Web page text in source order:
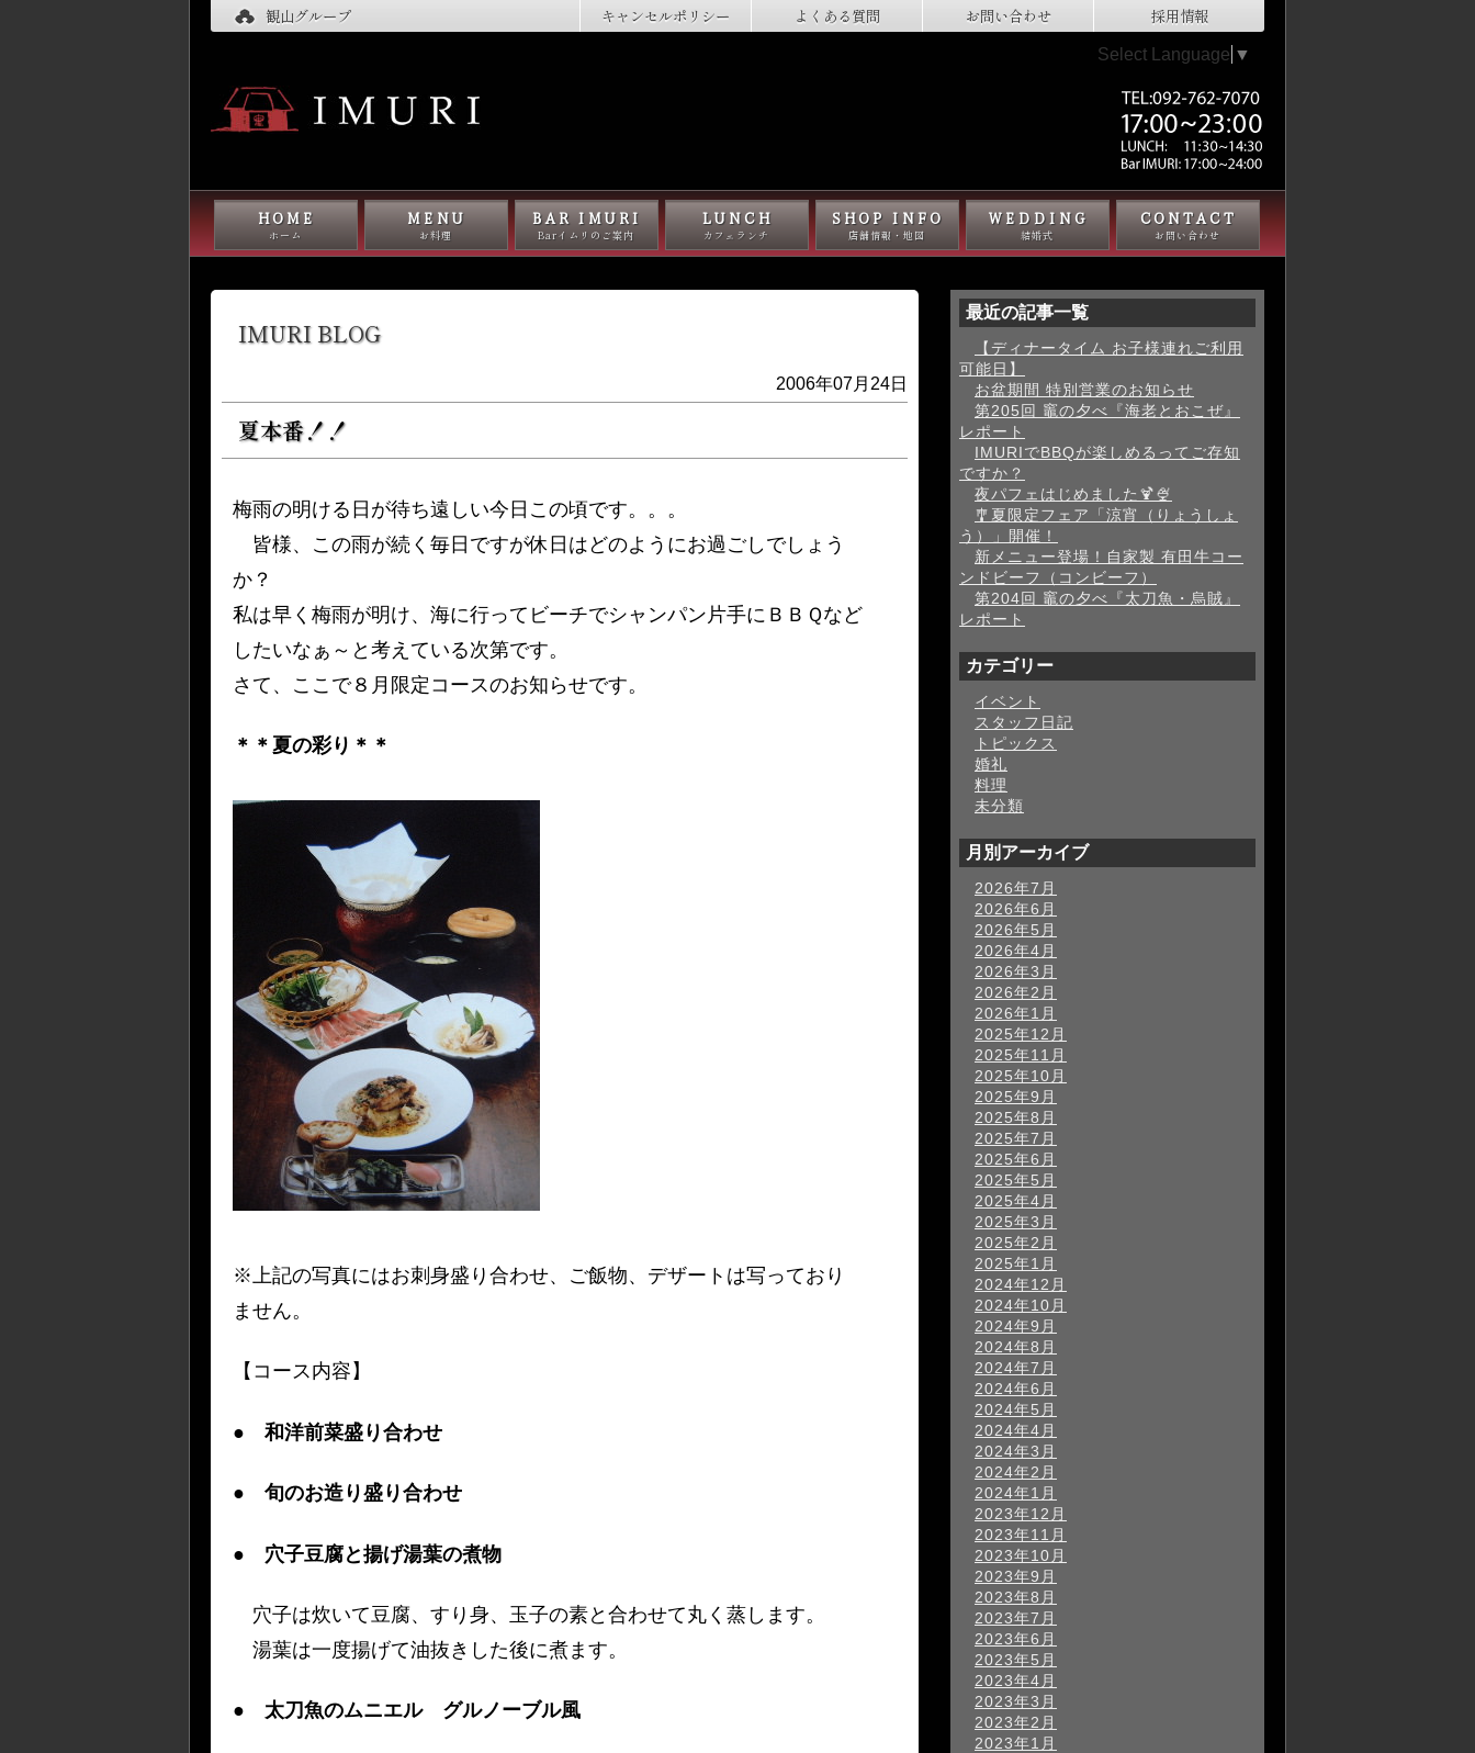
観山グループ キャンセルポリシー よくある質問 お問い合わせ 採用情報
Select Language ▼
HOME
ホーム
MENU
お料理
BAR IMURI
Barイムリのご案内
LUNCH
カフェランチ
SHOP INFO
店舗情報・地図
WEDDING
結婚式
CONTACT
お問い合わせ
IMURI BLOG
2006年07月24日
夏本番！！
梅雨の明ける日が待ち遠しい今日この頃です。。。
皆様、この雨が続く毎日ですが休日はどのようにお過ごしでしょう
か？
私は早く梅雨が明け、海に行ってビーチでシャンパン片手にＢＢＱなど
したいなぁ～と考えている次第です。
さて、ここで８月限定コースのお知らせです。
＊＊夏の彩り＊＊
※上記の写真にはお刺身盛り合わせ、ご飯物、デザートは写っており
ません。
【コース内容】
● 和洋前菜盛り合わせ
● 旬のお造り盛り合わせ
● 穴子豆腐と揚げ湯葉の煮物
穴子は炊いて豆腐、すり身、玉子の素と合わせて丸く蒸します。
湯葉は一度揚げて油抜きした後に煮ます。
● 太刀魚のムニエル グルノーブル風
最近の記事一覧
【ディナータイム お子様連れご利用
可能日】
お盆期間 特別営業のお知らせ
第205回 竈の夕べ『海老とおこぜ』
レポート
IMURIでBBQが楽しめるってご存知
ですか？
夜パフェはじめました🍹🍨
🎐夏限定フェア「涼宵（りょうしょ
う）」開催！
新メニュー登場！自家製 有田牛コー
ンドビーフ（コンビーフ）
第204回 竈の夕べ『太刀魚・烏賊』
レポート
カテゴリー
イベント
スタッフ日記
トピックス
婚礼
料理
未分類
月別アーカイブ
2026年7月
2026年6月
2026年5月
2026年4月
2026年3月
2026年2月
2026年1月
2025年12月
2025年11月
2025年10月
2025年9月
2025年8月
2025年7月
2025年6月
2025年5月
2025年4月
2025年3月
2025年2月
2025年1月
2024年12月
2024年10月
2024年9月
2024年8月
2024年7月
2024年6月
2024年5月
2024年4月
2024年3月
2024年2月
2024年1月
2023年12月
2023年11月
2023年10月
2023年9月
2023年8月
2023年7月
2023年6月
2023年5月
2023年4月
2023年3月
2023年2月
2023年1月